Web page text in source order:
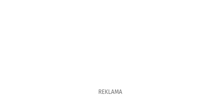
REKLAMA